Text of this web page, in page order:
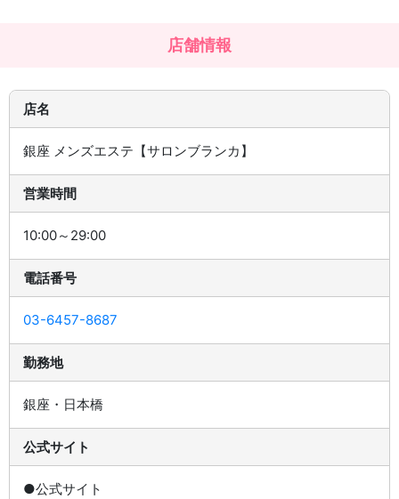
店舗情報
店名
銀座 メンズエステ【サロンブランカ】
営業時間
10:00～29:00
電話番号
03-6457-8687
勤務地
銀座・日本橋
公式サイト
●公式サイト